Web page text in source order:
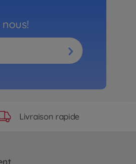
Livraison rapide